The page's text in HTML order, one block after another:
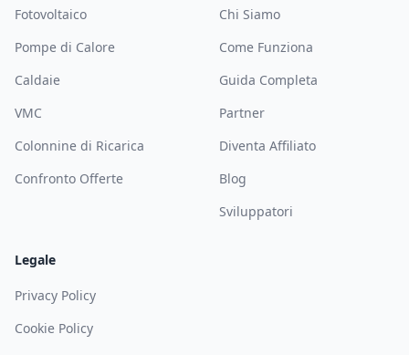
Fotovoltaico
Pompe di Calore
Caldaie
VMC
Colonnine di Ricarica
Confronto Offerte
Chi Siamo
Come Funziona
Guida Completa
Partner
Diventa Affiliato
Blog
Sviluppatori
Legale
Privacy Policy
Cookie Policy